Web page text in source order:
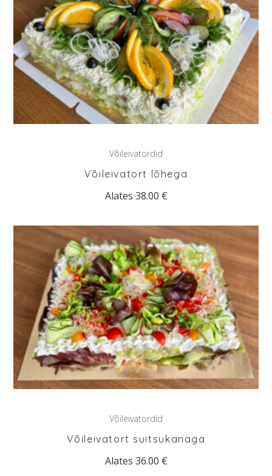
Võileivatordid
Võileivatort lõhega
Alates 38.00 €
Võileivatordid
Võileivatort suitsukanaga
Alates 36.00 €